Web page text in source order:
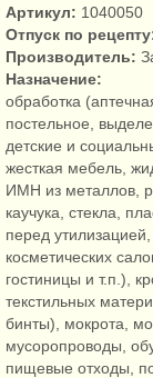
Артикул: 1040050
Отпуск по
Производитель:
Назначение:
обработка
постельное,
детские и
жесткая мебель,
ИМН из металлов,
каучука, стекла,
перед
косметических
гостиницы и т.п.),
текстильных
бинты), мокрота,
мусоропроводы,
пищевые отходы,